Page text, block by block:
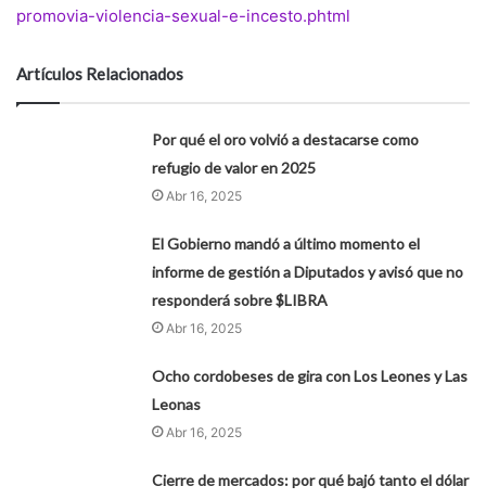
promovia-violencia-sexual-e-incesto.phtml
Artículos Relacionados
Por qué el oro volvió a destacarse como
refugio de valor en 2025
Abr 16, 2025
El Gobierno mandó a último momento el
informe de gestión a Diputados y avisó que no
responderá sobre $LIBRA
Abr 16, 2025
Ocho cordobeses de gira con Los Leones y Las
Leonas
Abr 16, 2025
Cierre de mercados: por qué bajó tanto el dólar